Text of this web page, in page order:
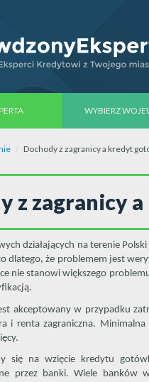
WYBIERZ
Dochody z zagranicy a kredyt
z zagranicy
działających na terenie
dlatego, że problemem jest
nie stanowi większego
akceptowany w przypadku
i renta zagraniczna.
się na wzięcie kredytu
przez banki. Wiele banków